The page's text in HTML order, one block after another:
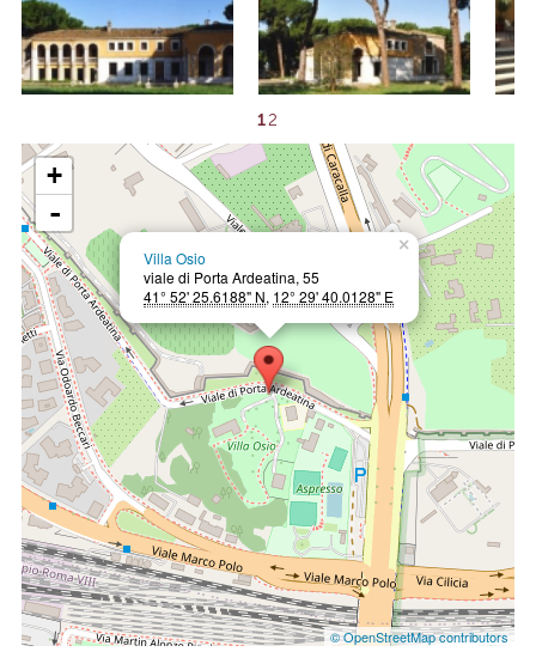
12
×
Villa Osio
viale di Porta Ardeatina, 55
41° 52' 25.6188" N, 12° 29' 40.0128" E
+
-
© OpenStreetMap contributors